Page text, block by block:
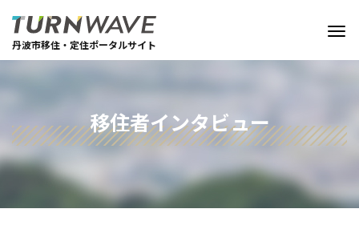
丹波市移住・定住ポータルサイト
移住者インタビュー